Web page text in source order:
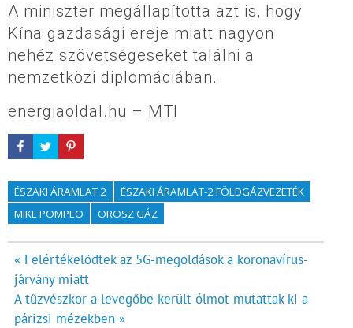
A miniszter megállapította azt is, hogy
Kína gazdasági ereje miatt nagyon
nehéz szövetségeseket találni a
nemzetközi diplomáciában.
energiaoldal.hu – MTI
ÉSZAKI ÁRAMLAT 2
ÉSZAKI ÁRAMLAT-2 FÖLDGÁZVEZETÉK
MIKE POMPEO
OROSZ GÁZ
Bejegyzés
navigáció
« Felértékelődtek az 5G-megoldások a koronavírus-
járvány miatt
A tűzvészkor a levegőbe került ólmot mutattak ki a
párizsi mézekben »